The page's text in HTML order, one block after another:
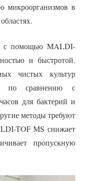
микроорганизмов в
с помощью MALDI-
и быстротой.
чистых культур
по сравнению с
для бактерий и
методы требуют
TOF MS снижает
пропускную